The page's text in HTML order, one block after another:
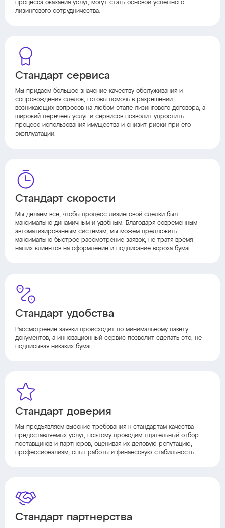
процесса оказания услуг, могут стать основой успешного
лизингового сотрудничества.
Стандарт сервиса
Мы придаем большое значение качеству обслуживания и
сопровождения сделок, готовы помочь в разрешении
возникающих вопросов на любом этапе лизингового договора, а
широкий перечень услуг и сервисов позволит упростить
процесс использования имущества и снизит риски при его
эксплуатации.
Стандарт скорости
Мы делаем все, чтобы процесс лизинговой сделки был
максимально динамичным и удобным. Благодаря современным
автоматизированным системам, мы можем предложить
максимально быстрое рассмотрение заявок, не тратя время
наших клиентов на оформление и подписание вороха бумаг.
Стандарт удобства
Рассмотрение заявки происходит по минимальному пакету
документов, а инновационный сервис позволит сделать это, не
подписывая никаких бумаг.
Стандарт доверия
Мы предъявляем высокие требования к стандартам качества
предоставляемых услуг, поэтому проводим тщательный отбор
поставщиков и партнеров, оценивая их деловую репутацию,
профессионализм, опыт работы и финансовую стабильность.
Стандарт партнерства